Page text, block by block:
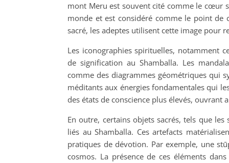
mont Meru est souvent cité comme le cœur
monde et est considéré comme le point de
sacré, les adeptes utilisent cette image pour
Les iconographies spirituelles, notamment
de signification au Shamballa. Les
comme des diagrammes géométriques qui
méditants aux énergies fondamentales qui
des états de conscience plus élevés, ouvrant
En outre, certains objets sacrés, tels que
liés au Shamballa. Ces artefacts
pratiques de dévotion. Par exemple, une
cosmos. La présence de ces éléments